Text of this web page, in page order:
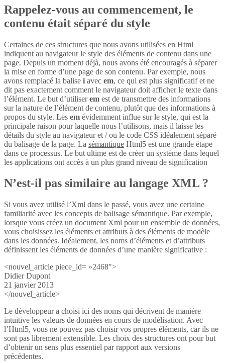
Rappelez-vous au commencement, le
contenu était séparé du style
Certaines de ces structures que nous avons utilisées en Html
indiquent au navigateur le style des éléments de contenu dans une
page. Depuis un moment déjà, nous avons été encouragés à séparer
la mise en forme d’une page de son contenu. Par exemple, nous
avons remplacé la balise i avec em, ce qui est plus significatif et ne
dit pas exactement comment le navigateur doit afficher le texte dans
l’élément. Le but d’utiliserem est de transmettre des informations
sur la nature de l’élément de contenu, plutôt que des informations à
propos du style. Les em évidemment influe sur le style, qui est la
principale raison pour laquelle nous l’utilisons, mais il laisse les
détails du style au navigateur et / ou le code CSS idéalement séparé
du balisage de la page. La sémantique Html5 est une grande étape
dans ce processus. Le but ultime est de créer un système dans lequel
les applications ont accès à un plus grand niveau de signification
N’est-il pas similaire au langage XML ?
Si vous avez utilisé l’Xml dans le passé, vous avez une certaine
familiarité avec les concepts de balisage sémantique. Par exemple,
lorsque vous créez un document Xml pour un ensemble de données,
vous choisissez les éléments et attributs à des éléments de modèle
dans les données. Idéalement, les noms d’éléments et d’attributs
définissent les éléments de données d’une manière significative :
<nouvel_article piece_id= »2468″>
Didier Dupont
21 janvier 2013
</nouvel_article>
Le développeur a choisi ici des noms qui décrivent de manière
intuitive les valeurs de données en cours de modélisation. Avec
l’Html5, vous ne pouvez pas choisir vos propres éléments, car ils ne
sont pas librement extensible. Les choix des structures ont pour but
d’obtenir un sens plus essentiel par rapport aux versions
précédentes.